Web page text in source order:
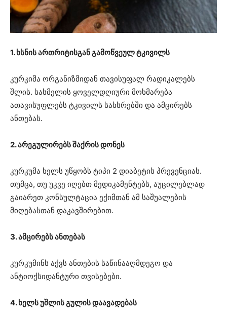
1. ხსნის ართრიტისგან გამოწვეულ ტკივილს
კურკიმა ორგანიზმიდან თავისუფალ რადიკალებს
შლის. სასმელის ყოველდღიური მოხმარება
ათავისუფლებს ტკივილს სახსრებში და ამცირებს
ანთებას.
2. არეგულირებს შაქრის დონეს
კურკუმა ხელს უწყობს ტიპი 2 დიაბეტის პრევენციას.
თუმცა, თუ უკვე იღებთ მედიკამენტებს, აუცილებლად
გაიარეთ კონსულტაცია ექიმთან ამ საშუალების
მიღებასთან დაკავშირებით.
3. ამცირებს ანთებას
კურკუმინს აქვს ანთების საწინააღმდეგო და
ანტიოქსიდანტური თვისებები.
4. ხელს უშლის გულის დაავადებას